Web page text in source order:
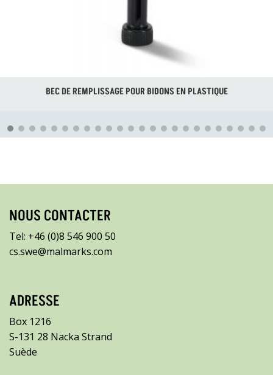
BIDON 5L PLASTIQUE
NOUS CONTACTER
Tel: +46 (0)8 546 900 50
cs.swe@malmarks.com
ADRESSE
Box 1216
S-131 28 Nacka Strand
Suède